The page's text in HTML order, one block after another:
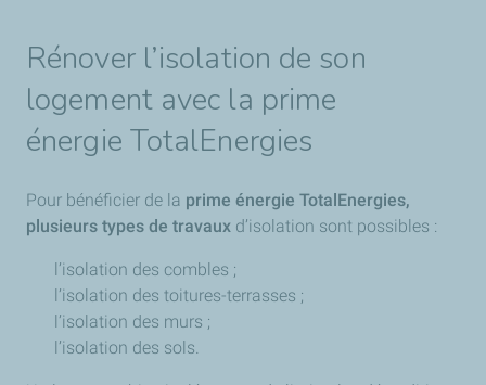
Rénover l’isolation de son
logement avec la prime
énergie TotalEnergies
Pour bénéficier de la prime énergie TotalEnergies,
plusieurs types de travaux d’isolation sont possibles :
l’isolation des combles ;
l’isolation des toitures-terrasses ;
l’isolation des murs ;
l’isolation des sols.